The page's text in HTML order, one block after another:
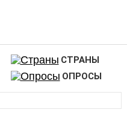
СТРАНЫ
ОПРОСЫ